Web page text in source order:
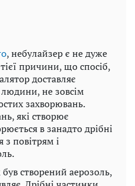
, небулайзер є не дуже
причини, що спосіб,
доставляє
людини, не зовсім
захворювань.
які створює
в занадто дрібні
повітрям і
створений аерозоль,